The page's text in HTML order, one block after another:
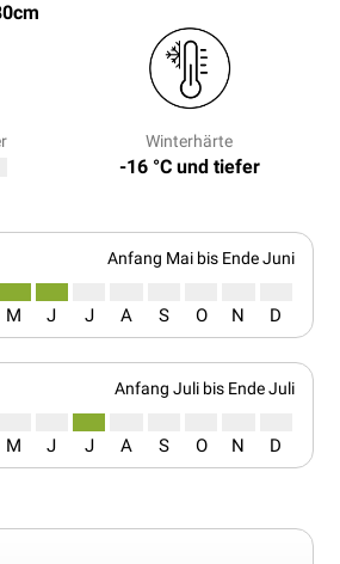
Winterhärte
-16 °C und tiefer
Anfang Mai bis Ende Juni
M J J A S O N D
Anfang Juli bis Ende Juli
M J J A S O N D